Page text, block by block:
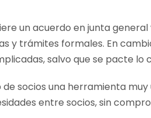
un acuerdo en junta
y trámites formales. En
salvo que se pacte lo
socios una herramienta
entre socios, sin